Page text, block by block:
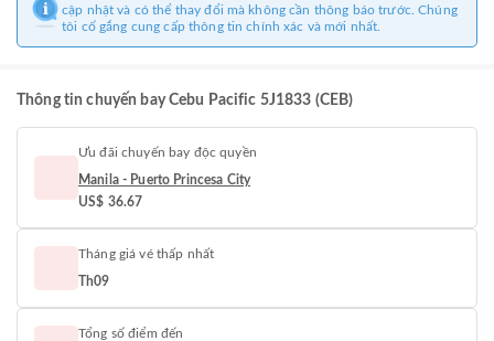
cập nhật và có thể thay đổi mà không cần thông báo trước. Chúng
tôi cố gắng cung cấp thông tin chính xác và mới nhất.
Thông tin chuyến bay Cebu Pacific 5J1833 (CEB)
Ưu đãi chuyến bay độc quyền
Manila - Puerto Princesa City
US$ 36.67
Tháng giá vé thấp nhất
Th09
Tổng số điểm đến